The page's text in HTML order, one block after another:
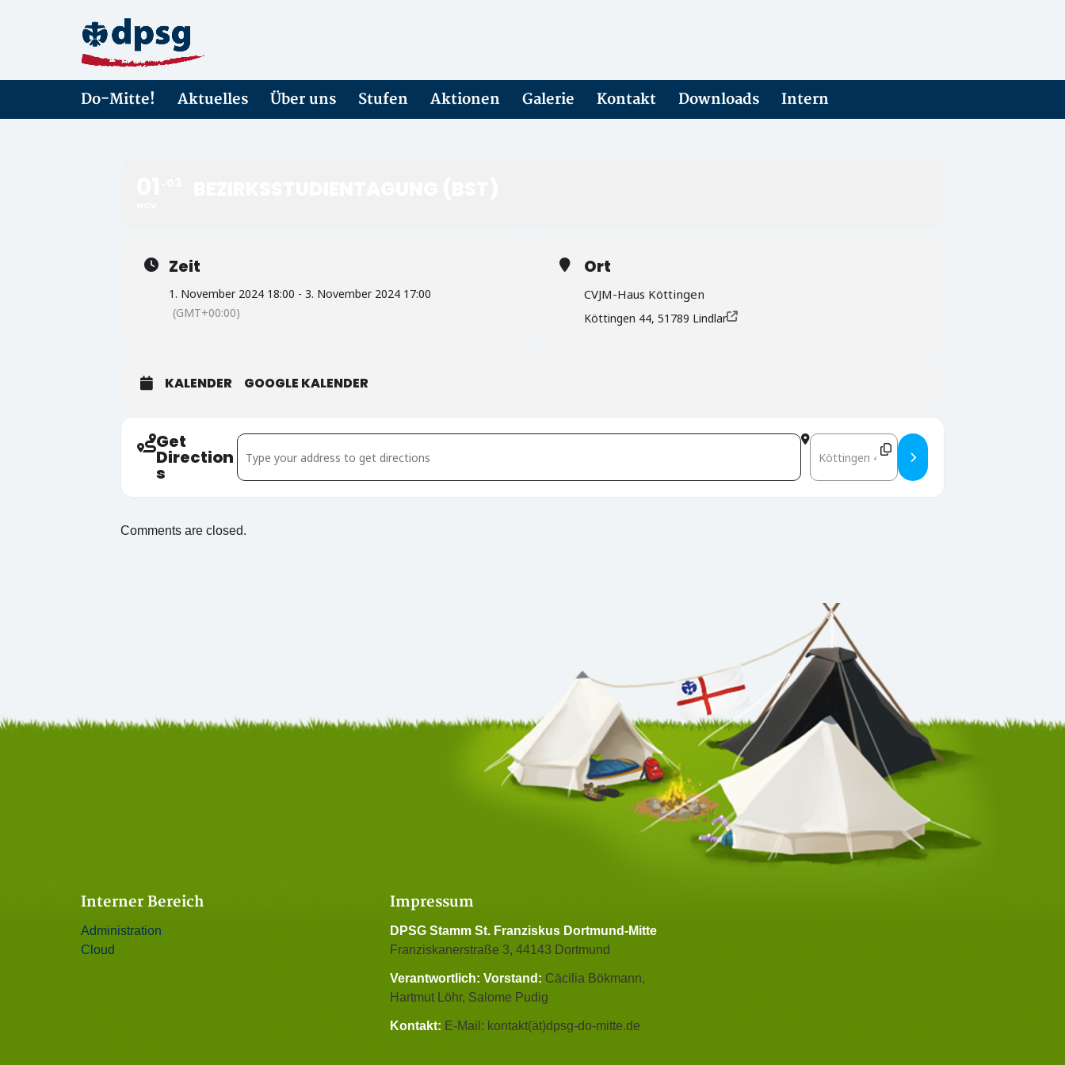
Do-Mitte! Aktuelles Über uns Stufen Aktionen Galerie Kontakt Downloads Intern
Zeit
1. November 2024 18:00 - 3. November 2024 17:00
(GMT+00:00)
Ort
CVJM-Haus Köttingen
Köttingen 44, 51789 Lindlar
KALENDER GOOGLE KALENDER
Get
Direction
s
Address - Bezirksstudientagung (BST) [] Destination Address - Bezirksstudientagung
Comments are closed.
Interner Bereich
Administration
Cloud
Impressum
DPSG Stamm St. Franziskus Dortmund-Mitte
Franziskanerstraße 3, 44143 Dortmund
Verantwortlich: Vorstand: Cäcilia Bökmann,
Hartmut Löhr, Salome Pudig
Kontakt: E-Mail: kontakt(ät)dpsg-do-mitte.de